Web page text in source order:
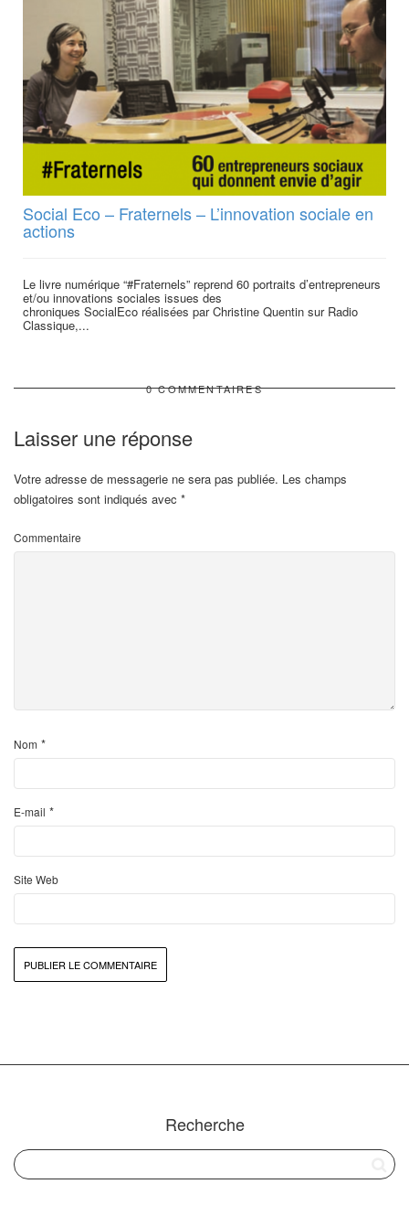
Social Eco – Fraternels – L’innovation sociale en
actions
Le livre numérique “#Fraternels” reprend 60 portraits d’entrepreneurs
et/ou innovations sociales issues des
chroniques SocialEco réalisées par Christine Quentin sur Radio
Classique,...
0 COMMENTAIRES
Laisser une réponse
Votre adresse de messagerie ne sera pas publiée. Les champs
obligatoires sont indiqués avec *
Commentaire
Nom *
E-mail *
Site Web
Recherche